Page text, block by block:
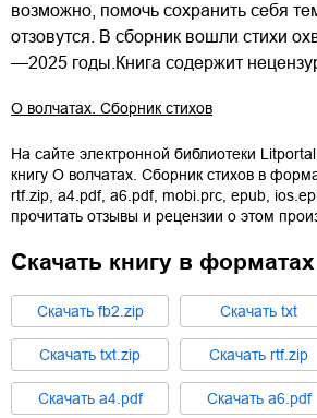
возможно, помочь сохранить себя
отзовутся. В сборник вошли стихи
—2025 годы.Книга содержит
О волчатах. Сборник стихов
На сайте электронной библиотеки
книгу О волчатах. Сборник стихов в
rtf.zip, a4.pdf, a6.pdf, mobi.prc, epub,
прочитать отзывы и рецензии о этом
Скачать книгу в форматах
Cкачать fb2.zip Cкачать txt
Cкачать txt.zip Cкачать rtf.zip
Cкачать a4.pdf Cкачать a6.pdf